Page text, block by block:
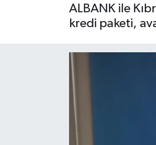
ALBANK ile
kredi paketi,